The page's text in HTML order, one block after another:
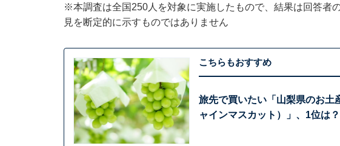
※本調査は全国250人を対象に実施したもので、結果は回答者
見を断定的に示すものではありません
こちらもおすすめ
旅先で買いたい「山梨県のお土
ャインマスカット）」、1位は